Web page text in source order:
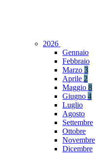
2026
Gennaio
Febbraio
Marzo 3
Aprile 2
Maggio 8
Giugno 4
Luglio
Agosto
Settembre
Ottobre
Novembre
Dicembre